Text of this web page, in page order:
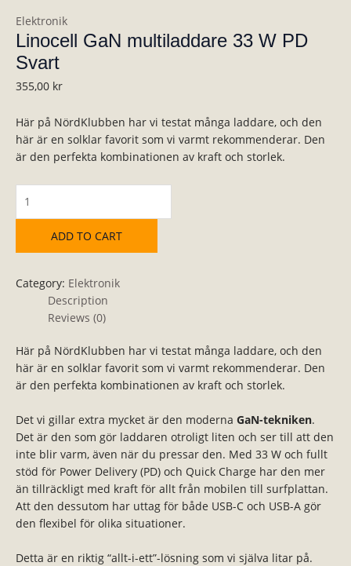
Elektronik
Linocell GaN multiladdare 33 W PD
Svart
355,00 kr
Här på NördKlubben har vi testat många laddare, och den
här är en solklar favorit som vi varmt rekommenderar. Den
är den perfekta kombinationen av kraft och storlek.
ADD TO CART
Category: Elektronik
Description
Reviews (0)
Här på NördKlubben har vi testat många laddare, och den
här är en solklar favorit som vi varmt rekommenderar. Den
är den perfekta kombinationen av kraft och storlek.
Det vi gillar extra mycket är den moderna GaN-tekniken.
Det är den som gör laddaren otroligt liten och ser till att den
inte blir varm, även när du pressar den. Med 33 W och fullt
stöd för Power Delivery (PD) och Quick Charge har den mer
än tillräckligt med kraft för allt från mobilen till surfplattan.
Att den dessutom har uttag för både USB-C och USB-A gör
den flexibel för olika situationer.
Detta är en riktig “allt-i-ett”-lösning som vi själva litar på.